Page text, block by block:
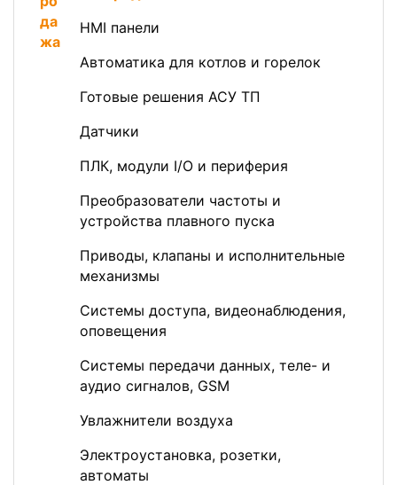
HMI панели
Автоматика для котлов и горелок
Готовые решения АСУ ТП
Датчики
ПЛК, модули I/O и периферия
Преобразователи частоты и
устройства плавного пуска
Приводы, клапаны и исполнительные
механизмы
Системы доступа, видеонаблюдения,
оповещения
Системы передачи данных, теле- и
аудио сигналов, GSM
Увлажнители воздуха
Электроустановка, розетки,
автоматы